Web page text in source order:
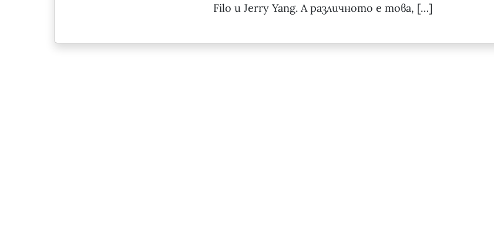
Filo и Jerry Yang. А различното е това, […]